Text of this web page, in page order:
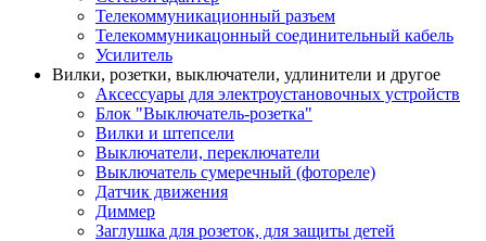
Телекоммуникационный разъем
Телекоммуникацонный соединительный кабель
Усилитель
Вилки, розетки, выключатели, удлинители и другое
Аксессуары для электроустановочных устройств
Блок "Выключатель-розетка"
Вилки и штепсели
Выключатели, переключатели
Выключатель сумеречный (фотореле)
Датчик движения
Диммер
Заглушка для розеток, для защиты детей